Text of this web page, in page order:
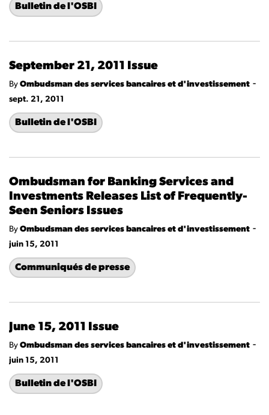
Bulletin de l'OSBI
September 21, 2011 Issue
By Ombudsman des services bancaires et d'investissement -
sept. 21, 2011
Bulletin de l'OSBI
Ombudsman for Banking Services and
Investments Releases List of Frequently-
Seen Seniors Issues
By Ombudsman des services bancaires et d'investissement -
juin 15, 2011
Communiqués de presse
June 15, 2011 Issue
By Ombudsman des services bancaires et d'investissement -
juin 15, 2011
Bulletin de l'OSBI